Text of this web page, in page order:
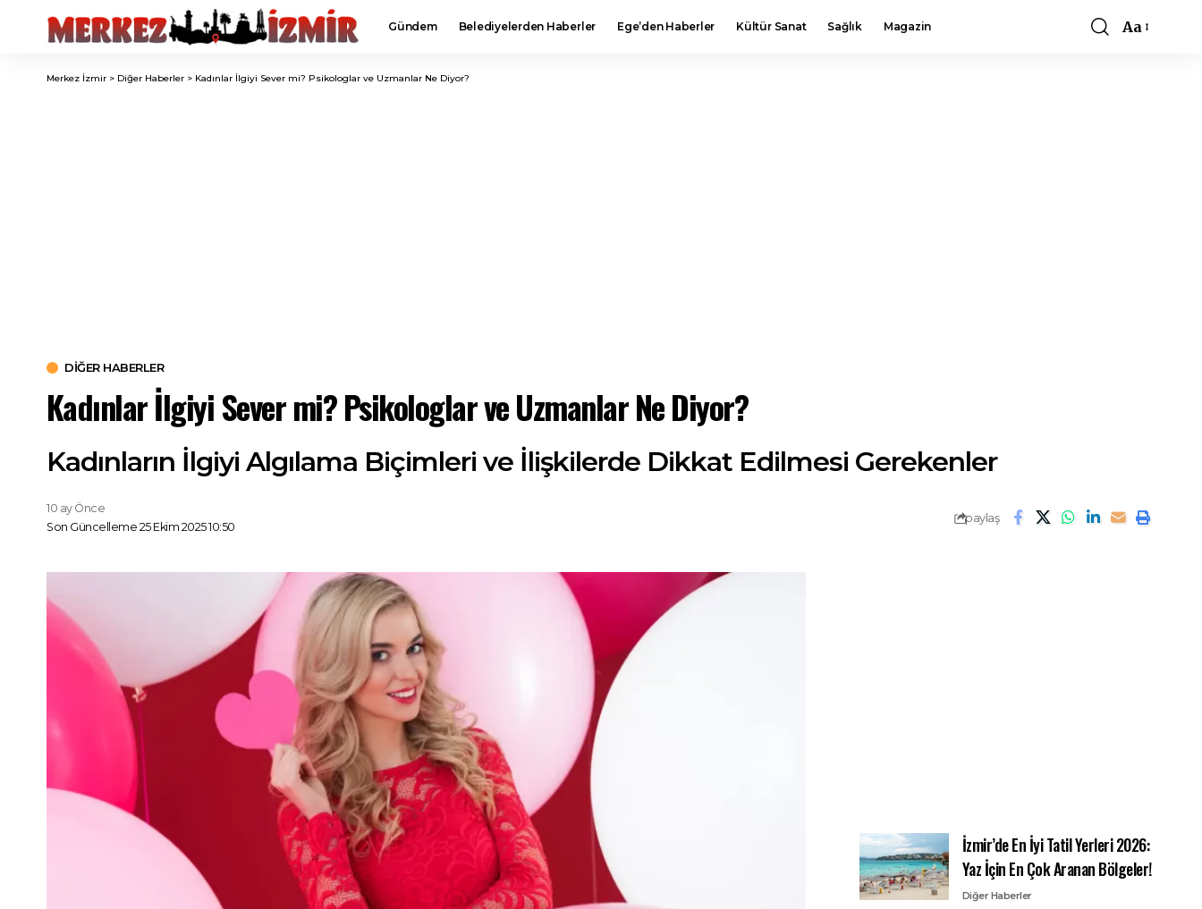
Gündem Belediyelerden Haberler Ege’den Haberler Kültür Sanat Sağlık Magazin
Font
Aa
Merkez İzmir > Diğer Haberler > Kadınlar İlgiyi Sever mi? Psikologlar ve Uzmanlar Ne Diyor?
DIĞER HABERLER
Kadınlar İlgiyi Sever mi? Psikologlar ve Uzmanlar Ne Diyor?
Kadınların İlgiyi Algılama Biçimleri ve İlişkilerde Dikkat Edilmesi Gerekenler
Son Güncelleme 25 Ekim 2025 10:50
10 ay Önce
paylaş
İzmir’de En İyi Tatil Yerleri 2026:
Yaz İçin En Çok Aranan Bölgeler!
Diğer Haberler